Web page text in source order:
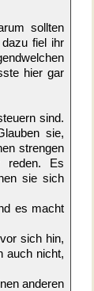
sollten
fiel ihr
hier gar
sind.
sie,
strengen
reden. Es
sie sich
es macht
sich hin,
auch nicht,
anderen